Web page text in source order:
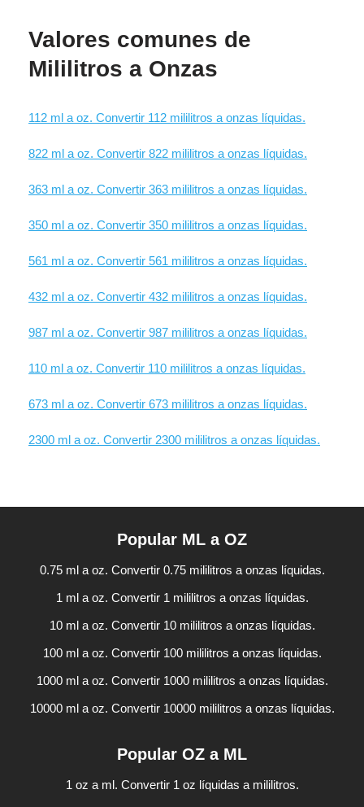
Valores comunes de
Mililitros a Onzas
112 ml a oz. Convertir 112 mililitros a onzas líquidas.
822 ml a oz. Convertir 822 mililitros a onzas líquidas.
363 ml a oz. Convertir 363 mililitros a onzas líquidas.
350 ml a oz. Convertir 350 mililitros a onzas líquidas.
561 ml a oz. Convertir 561 mililitros a onzas líquidas.
432 ml a oz. Convertir 432 mililitros a onzas líquidas.
987 ml a oz. Convertir 987 mililitros a onzas líquidas.
110 ml a oz. Convertir 110 mililitros a onzas líquidas.
673 ml a oz. Convertir 673 mililitros a onzas líquidas.
2300 ml a oz. Convertir 2300 mililitros a onzas líquidas.
Popular ML a OZ
0.75 ml a oz. Convertir 0.75 mililitros a onzas líquidas.
1 ml a oz. Convertir 1 mililitros a onzas líquidas.
10 ml a oz. Convertir 10 mililitros a onzas líquidas.
100 ml a oz. Convertir 100 mililitros a onzas líquidas.
1000 ml a oz. Convertir 1000 mililitros a onzas líquidas.
10000 ml a oz. Convertir 10000 mililitros a onzas líquidas.
Popular OZ a ML
1 oz a ml. Convertir 1 oz líquidas a mililitros.